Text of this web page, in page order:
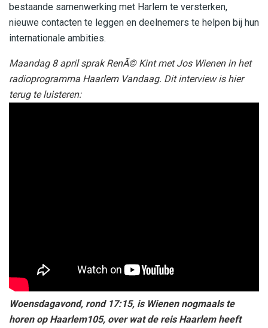
bestaande samenwerking met Harlem te versterken,
nieuwe contacten te leggen en deelnemers te helpen bij hun
internationale ambities.
Maandag 8 april sprak RenÃ© Kint met Jos Wienen in het
radioprogramma Haarlem Vandaag. Dit interview is hier
terug te luisteren:
Woensdagavond, rond 17:15, is Wienen nogmaals te
horen op Haarlem105, over wat de reis Haarlem heeft